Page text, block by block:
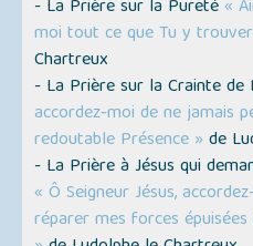
- La Prière sur la Pureté «
moi tout ce que Tu y
Chartreux
- La Prière sur la Crainte de
accordez-moi de ne jamais
redoutable Présence » de
- La Prière à Jésus qui
« Ô Seigneur Jésus,
réparer mes forces